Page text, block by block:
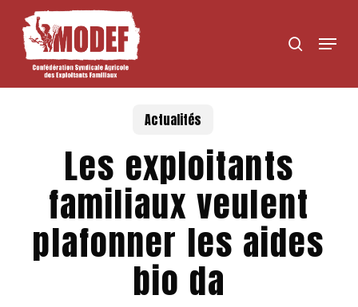
content
search
Menu
Actualités
Les exploitants
familiaux veulent
plafonner les aides
bio da